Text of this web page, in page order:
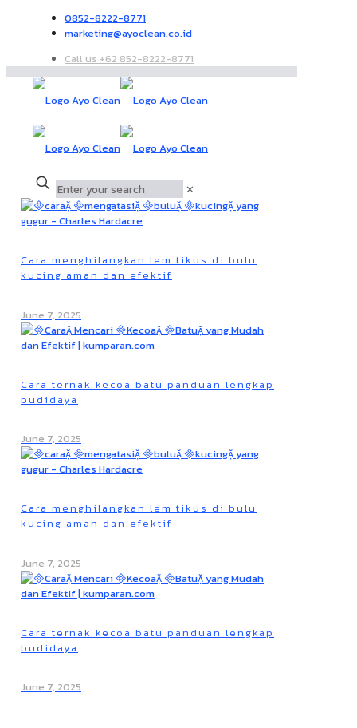
0852-8222-8771
marketing@ayoclean.co.id
Call us +62 852-8222-8771
✕
Cara menghilangkan lem tikus di bulu
kucing aman dan efektif
June 7, 2025
Cara ternak kecoa batu panduan lengkap
budidaya
June 7, 2025
Cara menghilangkan lem tikus di bulu
kucing aman dan efektif
June 7, 2025
Cara ternak kecoa batu panduan lengkap
budidaya
June 7, 2025